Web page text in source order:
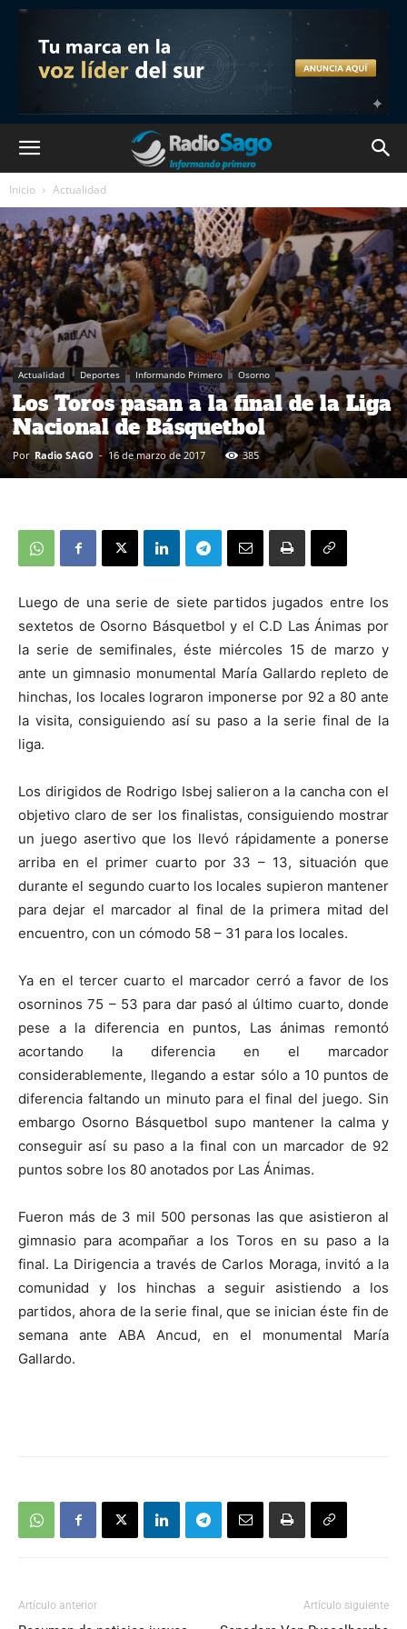
Inicio Actualidad
Actualidad Deportes Informando Primero Osorno
Los Toros pasan a la final de la Liga
Nacional de Básquetbol
Por Radio SAGO - 16 de marzo de 2017 385
Luego de una serie de siete partidos jugados entre los
sextetos de Osorno Básquetbol y el C.D Las Ánimas por
la serie de semifinales, éste miércoles 15 de marzo y
ante un gimnasio monumental María Gallardo repleto de
hinchas, los locales lograron imponerse por 92 a 80 ante
la visita, consiguiendo así su paso a la serie final de la
liga.
Los dirigidos de Rodrigo Isbej salieron a la cancha con el
objetivo claro de ser los finalistas, consiguiendo mostrar
un juego asertivo que los llevó rápidamente a ponerse
arriba en el primer cuarto por 33 – 13, situación que
durante el segundo cuarto los locales supieron mantener
para dejar el marcador al final de la primera mitad del
encuentro, con un cómodo 58 – 31 para los locales.
Ya en el tercer cuarto el marcador cerró a favor de los
osorninos 75 – 53 para dar pasó al último cuarto, donde
pese a la diferencia en puntos, Las ánimas remontó
acortando la diferencia en el marcador
considerablemente, llegando a estar sólo a 10 puntos de
diferencia faltando un minuto para el final del juego. Sin
embargo Osorno Básquetbol supo mantener la calma y
conseguir así su paso a la final con un marcador de 92
puntos sobre los 80 anotados por Las Ánimas.
Fueron más de 3 mil 500 personas las que asistieron al
gimnasio para acompañar a los Toros en su paso a la
final. La Dirigencia a través de Carlos Moraga, invitó a la
comunidad y los hinchas a seguir asistiendo a los
partidos, ahora de la serie final, que se inician éste fin de
semana ante ABA Ancud, en el monumental María
Gallardo.
Artículo anterior Artículo siguiente